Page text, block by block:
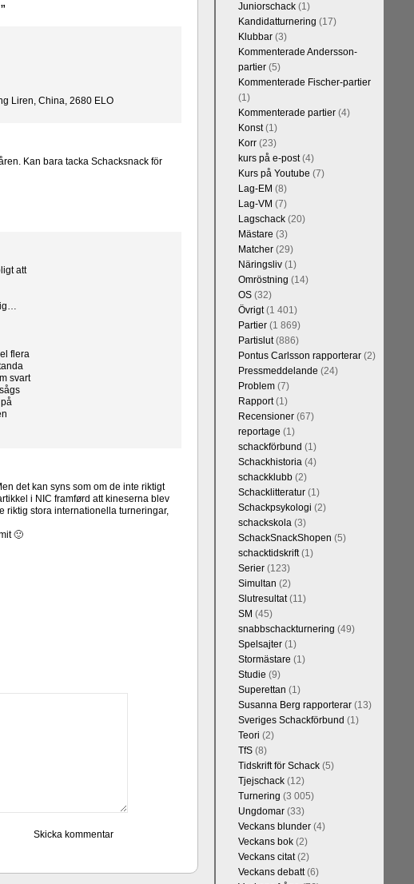
Liren, China, 2680 ELO
Kan bara tacka Schacksnack för
att
flera
svart
det kan syns som om de inte riktigt
i NIC framførd att kineserna blev
riktig stora internationella turneringar,
🙂
Juniorschack(1)
Kandidatturnering (17)
Klubbar(3)
Kommenterade Andersson-
partier(5)
Kommenterade Fischer-partier
(1)
Kommenterade partier(4)
Konst(1)
Korr(23)
kurs på e-post(4)
Kurs på Youtube (7)
Lag-EM (8)
Lag-VM (7)
Lagschack(20)
Mästare (3)
Matcher(29)
Näringsliv(1)
Omröstning (14)
OS(32)
Övrigt(1 401)
Partier(1 869)
Partislut(886)
Pontus Carlsson rapporterar(2)
Pressmeddelande (24)
Problem(7)
Rapport(1)
Recensioner(67)
reportage (1)
schackförbund (1)
Schackhistoria(4)
schackklubb(2)
Schacklitteratur(1)
Schackpsykologi (2)
schackskola(3)
SchackSnackShopen (5)
schacktidskrift(1)
Serier(123)
Simultan (2)
Slutresultat(11)
SM (45)
snabbschackturnering (49)
Spelsajter(1)
Stormästare (1)
Studie (9)
Superettan (1)
Susanna Berg rapporterar(13)
Sveriges Schackförbund (1)
Teori (2)
TfS(8)
Tidskrift för Schack(5)
Tjejschack(12)
Turnering (3 005)
Ungdomar(33)
Veckans blunder(4)
Veckans bok(2)
Veckans citat(2)
Veckans debatt(6)